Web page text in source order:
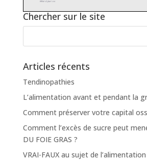
Chercher sur le site
Articles récents
Tendinopathies
L’alimentation avant et pendant la
Comment préserver votre capital
Comment l’excès de sucre peut
DU FOIE GRAS ?
VRAI-FAUX au sujet de